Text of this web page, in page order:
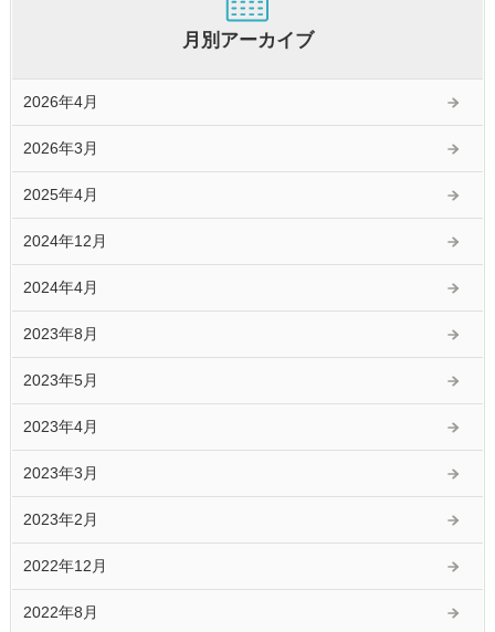
月別アーカイブ
2026年4月
2026年3月
2025年4月
2024年12月
2024年4月
2023年8月
2023年5月
2023年4月
2023年3月
2023年2月
2022年12月
2022年8月